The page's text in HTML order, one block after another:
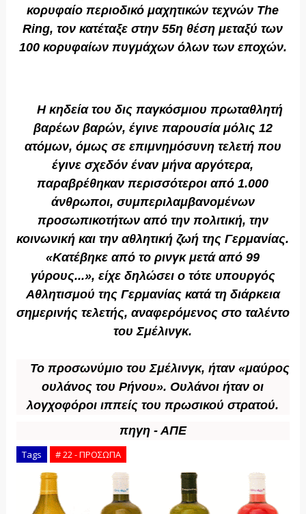
κορυφαίο περιοδικό μαχητικών τεχνών Τhe
Ring, τον κατέταξε στην 55η θέση μεταξύ των
100 κορυφαίων πυγμάχων όλων των εποχών.
Η κηδεία του δις παγκόσμιου πρωταθλητή
βαρέων βαρών, έγινε παρουσία μόλις 12
ατόμων, όμως σε επιμνημόσυνη τελετή που
έγινε σχεδόν έναν μήνα αργότερα,
παραβρέθηκαν περισσότεροι από 1.000
άνθρωποι, συμπεριλαμβανομένων
προσωπικοτήτων από την πολιτική, την
κοινωνική και την αθλητική ζωή της Γερμανίας.
«Κατέβηκε από το ρινγκ μετά από 99
γύρους...», είχε δηλώσει ο τότε υπουργός
Αθλητισμού της Γερμανίας κατά τη διάρκεια
σημερινής τελετής, αναφερόμενος στο ταλέντο
του Σμέλινγκ.
Το προσωνύμιο του Σμέλινγκ, ήταν «μαύρος
ουλάνος του Ρήνου». Ουλάνοι ήταν οι
λογχοφόροι ιππείς του πρωσικού στρατού.
πηγη - ΑΠΕ
Tags # 22 - ΠΡΟΣΩΠΑ